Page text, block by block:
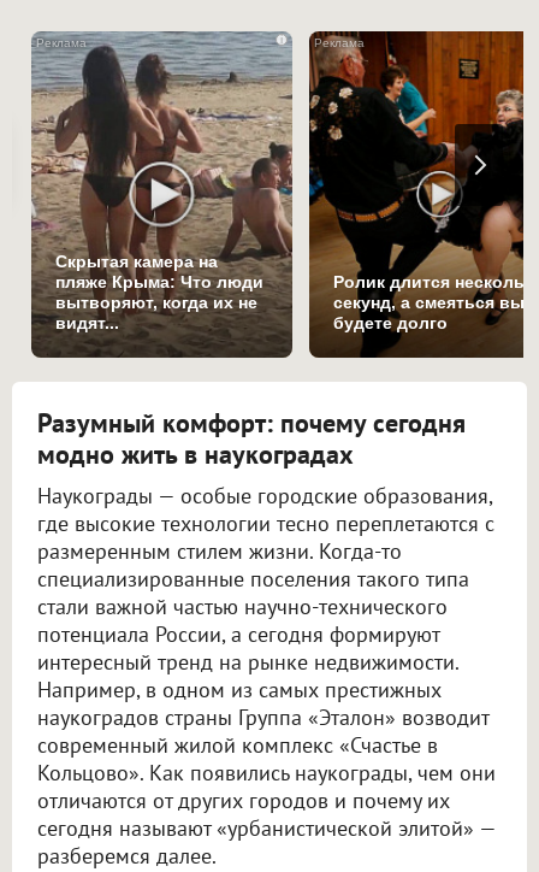
i
Скрытая камера на
пляже Крыма: Что люди
вытворяют, когда их не
видят...
Ролик длится
секунд, а смеяться вы
будете долго
Разумный комфорт: почему сегодня
модно жить в наукоградах
Наукограды — особые городские образования,
где высокие технологии тесно переплетаются с
размеренным стилем жизни. Когда-то
специализированные поселения такого типа
стали важной частью научно-технического
потенциала России, а сегодня формируют
интересный тренд на рынке недвижимости.
Например, в одном из самых престижных
наукоградов страны Группа «Эталон» возводит
современный жилой комплекс «Счастье в
Кольцово». Как появились наукограды, чем они
отличаются от других городов и почему их
сегодня называют «урбанистической элитой» —
разберемся далее.